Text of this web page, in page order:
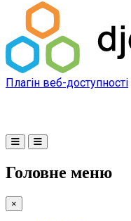
Плагін веб-доступності
Головне меню
×